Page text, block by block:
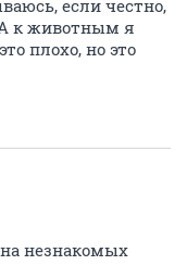
как я к этому
специально
косметики сводитс к